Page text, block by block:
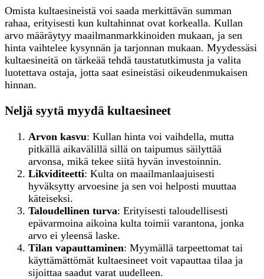
Omista kultaesineistä voi saada merkittävän summan
rahaa, erityisesti kun kultahinnat ovat korkealla. Kullan
arvo määräytyy maailmanmarkkinoiden mukaan, ja sen
hinta vaihtelee kysynnän ja tarjonnan mukaan. Myydessäsi
kultaesineitä on tärkeää tehdä taustatutkimusta ja valita
luotettava ostaja, jotta saat esineistäsi oikeudenmukaisen
hinnan.
Neljä syytä myydä kultaesineet
Arvon kasvu: Kullan hinta voi vaihdella, mutta
pitkällä aikavälillä sillä on taipumus säilyttää
arvonsa, mikä tekee siitä hyvän investoinnin.
Likviditeetti: Kulta on maailmanlaajuisesti
hyväksytty arvoesine ja sen voi helposti muuttaa
käteiseksi.
Taloudellinen turva: Erityisesti taloudellisesti
epävarmoina aikoina kulta toimii varantona, jonka
arvo ei yleensä laske.
Tilan vapauttaminen: Myymällä tarpeettomat tai
käyttämättömät kultaesineet voit vapauttaa tilaa ja
sijoittaa saadut varat uudelleen.